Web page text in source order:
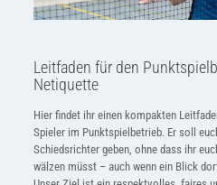
Leitfaden für den
Netiquette
Hier findet ihr einen kompakten
Spieler im Punktspielbetrieb. Er soll
Schiedsrichter geben, ohne dass ihr
wälzen müsst – auch wenn ein Blick